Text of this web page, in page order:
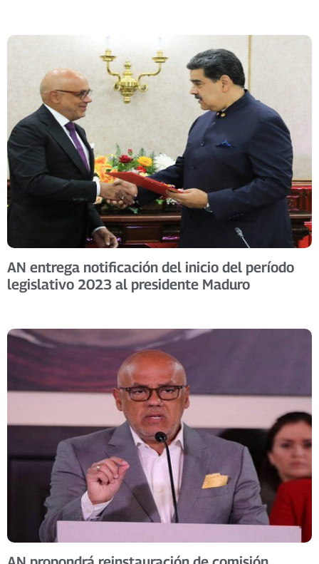
AN entrega notificación del inicio del período
legislativo 2023 al presidente Maduro